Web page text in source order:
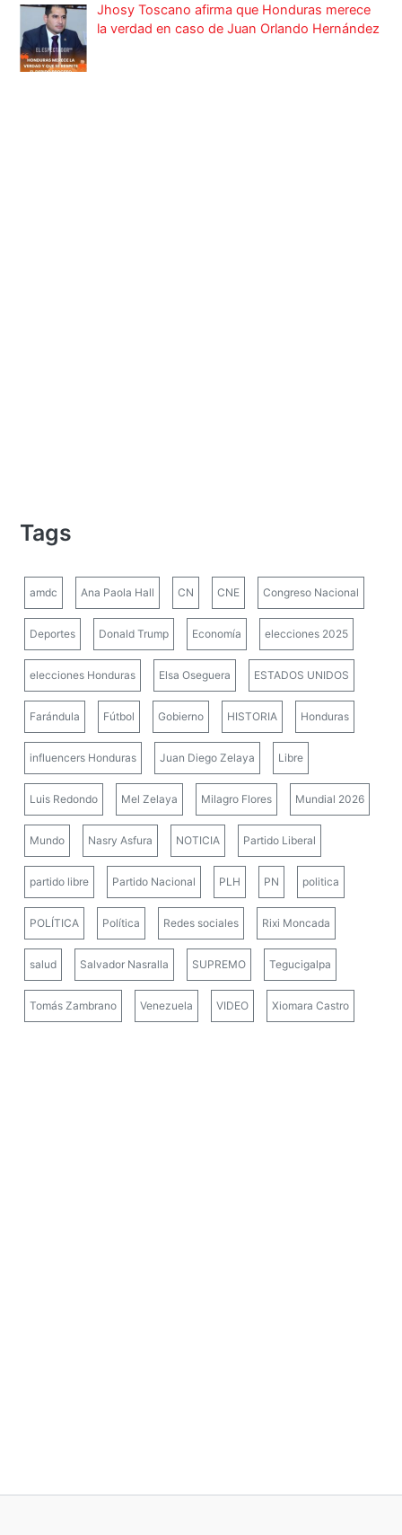
Jhosy Toscano afirma que Honduras merece
la verdad en caso de Juan Orlando Hernández
Tags
amdc Ana Paola Hall CN CNE Congreso Nacional
Deportes Donald Trump Economía elecciones 2025
elecciones Honduras Elsa Oseguera ESTADOS UNIDOS
Farándula Fútbol Gobierno HISTORIA Honduras
influencers Honduras Juan Diego Zelaya Libre
Luis Redondo Mel Zelaya Milagro Flores Mundial 2026
Mundo Nasry Asfura NOTICIA Partido Liberal
partido libre Partido Nacional PLH PN politica
POLÍTICA Política Redes sociales Rixi Moncada
salud Salvador Nasralla SUPREMO Tegucigalpa
Tomás Zambrano Venezuela VIDEO Xiomara Castro